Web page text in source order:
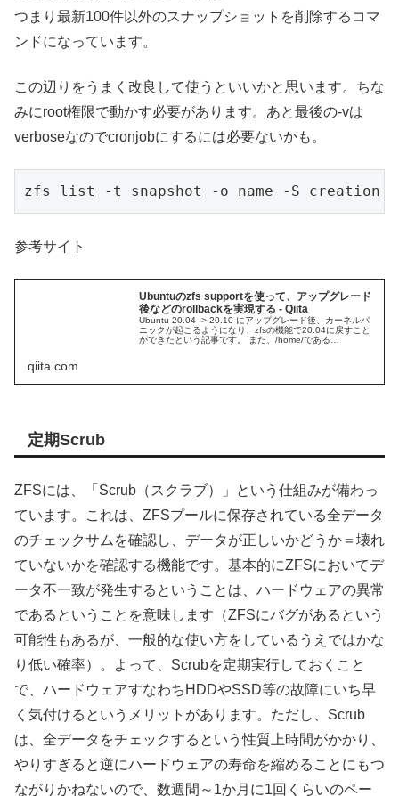
つまり最新100件以外のスナップショットを削除するコマ
ンドになっています。
この辺りをうまく改良して使うといいかと思います。ちな
みにroot権限で動かす必要があります。あと最後の-vは
verboseなのでcronjobにするには必要ないかも。
zfs list -t snapshot -o name -S
参考サイト
Ubuntuのzfs supportを使って、アップグレード
後などのrollbackを実現する - Qiita
Ubuntu 20.04 -> 20.10 にアップグレード後、カーネルパ
ニックが起こるようになり、zfsの機能で20.04に戻すこと
ができたという記事です。 また、/home/である
qiita.com
定期Scrub
ZFSには、「Scrub（スクラブ）」という仕組みが備わっ
ています。これは、ZFSプールに保存されている全データ
のチェックサムを確認し、データが正しいかどうか＝壊れ
ていないかを確認する機能です。基本的にZFSにおいてデ
ータ不一致が発生するということは、ハードウェアの異常
であるということを意味します（ZFSにバグがあるという
可能性もあるが、一般的な使い方をしているうえではかな
り低い確率）。よって、Scrubを定期実行しておくこと
で、ハードウェアすなわちHDDやSSD等の故障にいち早
く気付けるというメリットがあります。ただし、Scrub
は、全データをチェックするという性質上時間がかかり、
やりすぎると逆にハードウェアの寿命を縮めることにもつ
ながりかねないので、数週間～1か月に1回くらいのペー